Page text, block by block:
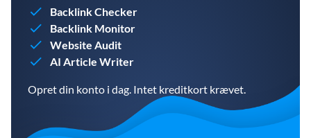
Backlink Checker
Backlink Monitor
Website Audit
AI Article Writer
Opret din konto i dag. Intet kreditkort krævet.